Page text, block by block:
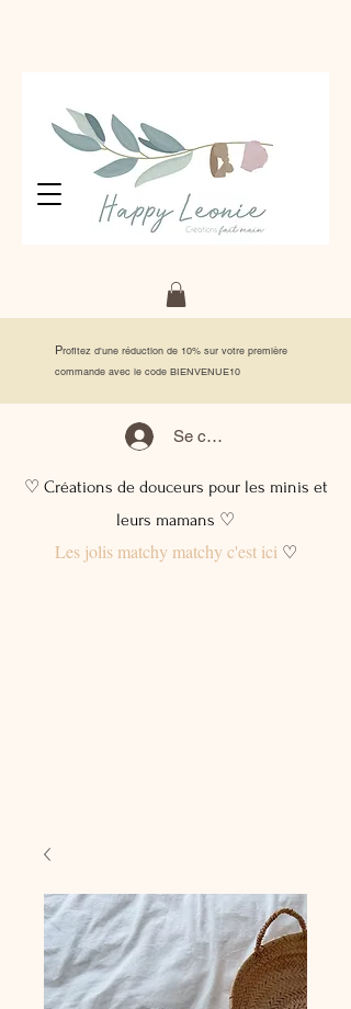
Profitez d'une réduction de 10% sur votre première
commande avec le code BIENVENUE10
Se connecter
♡ Créations de douceurs pour les minis et
leurs mamans ♡
Les jolis matchy matchy c'est ici♡